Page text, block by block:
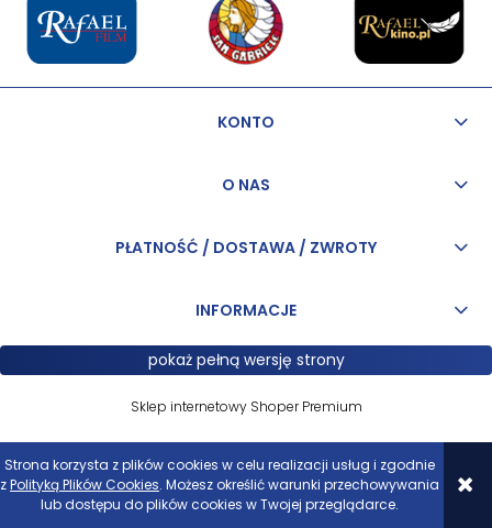
Strona korzysta z plików cookies w celu realizacji usług i zgodnie
zPolityką Plików Cookies. Możesz określić warunki przechowywania
lub dostępu do plików cookies w Twojej przeglądarce.
KONTO
O NAS
PŁATNOŚĆ / DOSTAWA / ZWROTY
INFORMACJE
pokaż pełną wersję strony
Sklep internetowy Shoper Premium